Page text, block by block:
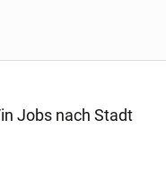
Jobs nach Stadt